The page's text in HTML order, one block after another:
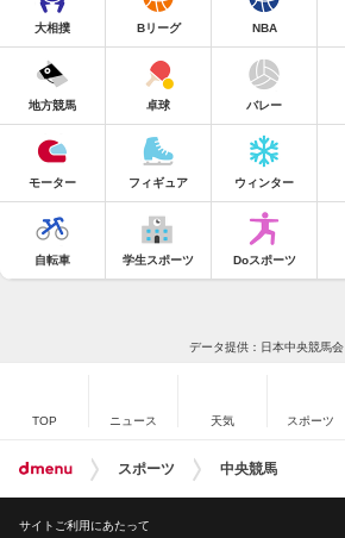
大相撲 Bリーグ NBA
地方競馬 卓球 バレー
モーター フィギュア ウィンター
自転車 学生スポーツ Doスポーツ
データ提供：日本中央競馬会
TOP ニュース 天気 スポーツ
スポーツ 中央競馬
サイトご利用にあたって